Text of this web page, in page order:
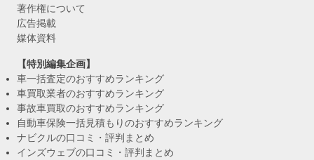
著作権について
広告掲載
媒体資料
【特別編集企画】
車一括査定のおすすめランキング
車買取業者のおすすめランキング
事故車買取のおすすめランキング
自動車保険一括見積もりのおすすめランキング
ナビクルの口コミ・評判まとめ
インズウェブの口コミ・評判まとめ